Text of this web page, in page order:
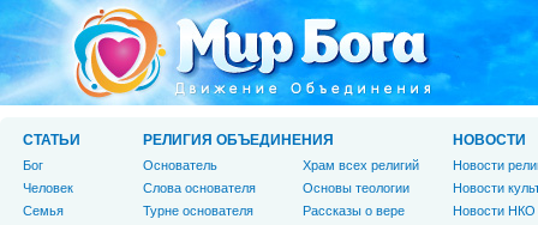
СТАТЬИ
Бог
Человек
Cемья
РЕЛИГИЯ ОБЪЕДИНЕНИЯ
Основатель
Слова основателя
Турне основателя
Храм всех религий
Основы теологии
Рассказы о вере
НОВОСТИ
Новости
Новости
Новости НКО